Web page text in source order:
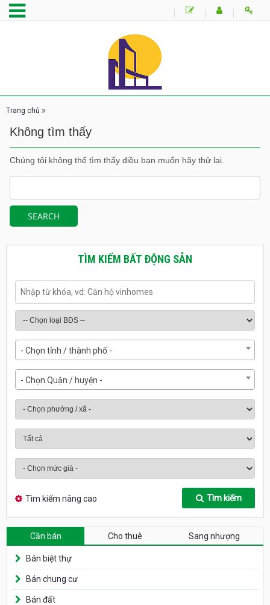
Trang chủ
Không tìm thấy
Chúng tôi không thể tìm thấy điều bạn muốn hãy thử lại.
TÌM KIẾM BẤT ĐỘNG SẢN
- Chọn tỉnh / thành phố -
- Chọn Quận / huyện -
Tìm kiếm nâng cao Tìm kiếm
Cần bán Cho thuê Sang nhượng
Bán biệt thự
Bán chung cư
Bán đất